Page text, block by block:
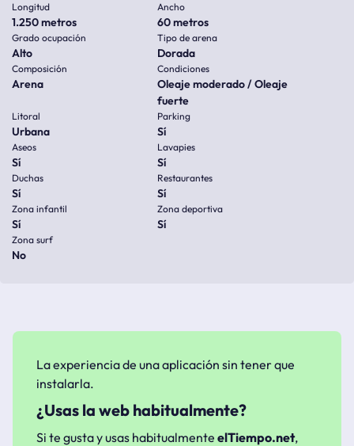
Longitud
1.250 metros
Ancho
60 metros
Grado ocupación
Alto
Tipo de arena
Dorada
Composición
Arena
Condiciones
Oleaje moderado / Oleaje
fuerte
Litoral
Urbana
Parking
Sí
Aseos
Sí
Lavapies
Sí
Duchas
Sí
Restaurantes
Sí
Zona infantil
Sí
Zona deportiva
Sí
Zona surf
No
La experiencia de una aplicación sin tener que
instalarla.
¿Usas la web habitualmente?
Si te gusta y usas habitualmente elTiempo.net,